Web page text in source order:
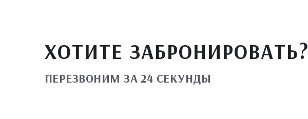
ХОТИТЕ ЗАБРОНИРОВАТЬ?
ПЕРЕЗВОНИМ ЗА 24 СЕКУНДЫ